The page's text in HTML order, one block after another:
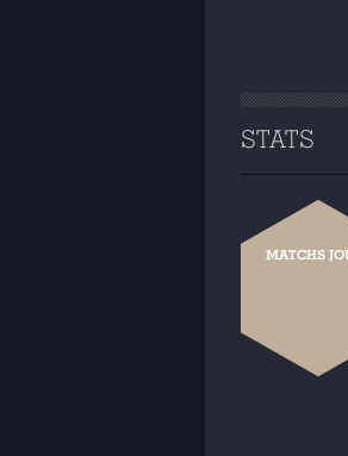
STATS
MATCHS